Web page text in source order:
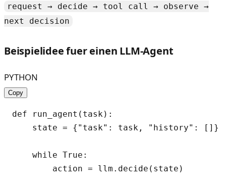
request → decide → tool call → observe →
next decision
Beispielidee fuer einen LLM-Agent
PYTHON
Copy
def run_agent(task):
    state = {"task": task, "history": []}
    while True:
        action = llm.decide(state)